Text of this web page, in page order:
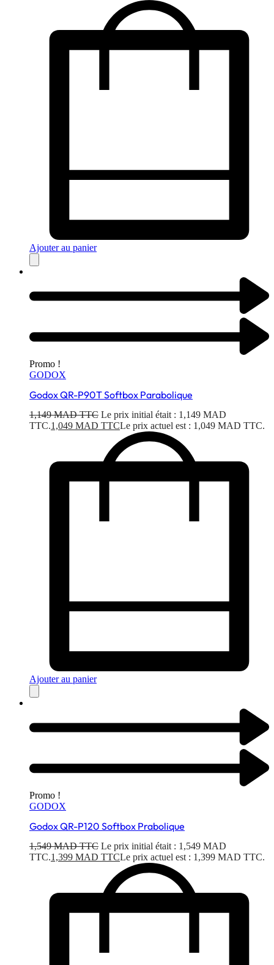
Ajouter au panier
Promo !
GODOX
Godox QR-P90T Softbox Parabolique
1,149MAD TTC Le prix initial était : 1,149 MAD
TTC.1,049 MAD TTCLe prix actuel est : 1,049 MAD TTC.
Ajouter au panier
Promo !
GODOX
Godox QR-P120 Softbox Prabolique
1,549MAD TTC Le prix initial était : 1,549 MAD
TTC.1,399 MAD TTCLe prix actuel est : 1,399 MAD TTC.